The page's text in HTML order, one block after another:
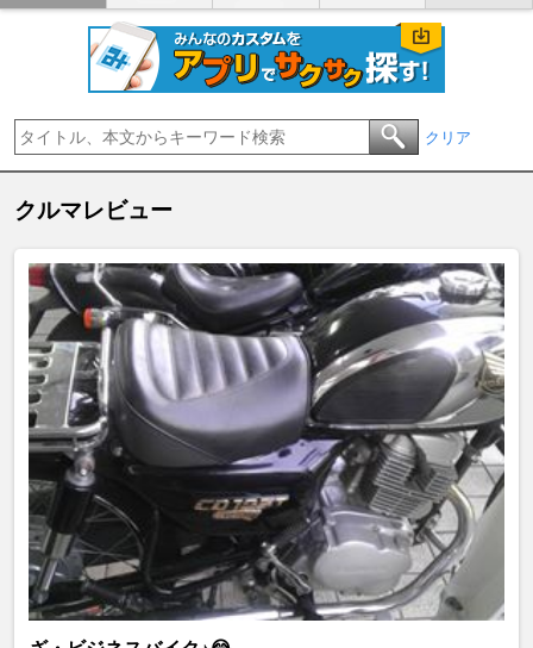
クリア
クルマレビュー